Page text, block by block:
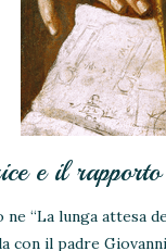
e il
ne “La lunga attesa
con il padre